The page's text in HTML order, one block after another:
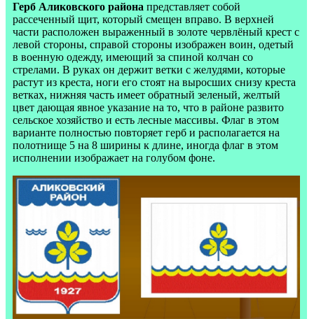
Герб Аликовского района представляет собой
рассеченный щит, который смещен вправо. В верхней
части расположен выраженный в золоте червлёный крест с
левой стороны, справой стороны изображен воин, одетый
в военную одежду, имеющий за спиной колчан со
стрелами. В руках он держит ветки с желудями, которые
растут из креста, ноги его стоят на выросших снизу креста
ветках, нижняя часть имеет обратный зеленый, желтый
цвет дающая явное указание на то, что в районе развито
сельское хозяйство и есть лесные массивы. Флаг в этом
варианте полностью повторяет герб и располагается на
полотнище 5 на 8 ширины к длине, иногда флаг в этом
исполнении изображает на голубом фоне.